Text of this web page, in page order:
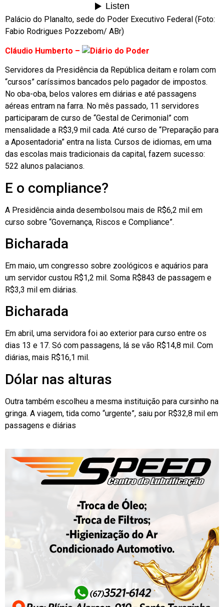
Palácio do Planalto, sede do Poder Executivo Federal (Foto:
Fabio Rodrigues Pozzebom/ ABr)
Cláudio Humberto –
Servidores da Presidência da República deitam e rolam com
“cursos” caríssimos bancados pelo pagador de impostos.
No oba-oba, belos valores em diárias e até passagens
aéreas entram na farra. No mês passado, 11 servidores
participaram de curso de “Gestal de Cerimonial” com
mensalidade a R$3,9 mil cada. Até curso de “Preparação para
a Aposentadoria” entra na lista. Cursos de idiomas, em uma
das escolas mais tradicionais da capital, fazem sucesso:
522 alunos palacianos.
E o compliance?
A Presidência ainda desembolsou mais de R$6,2 mil em
curso sobre “Governança, Riscos e Compliance”.
Bicharada
Em maio, um congresso sobre zoológicos e aquários para
um servidor custou R$1,2 mil. Soma R$843 de passagem e
R$3,3 mil em diárias.
Bicharada
Em abril, uma servidora foi ao exterior para curso entre os
dias 13 e 17. Só com passagens, lá se vão R$14,8 mil. Com
diárias, mais R$16,1 mil.
Dólar nas alturas
Outra também escolheu a mesma instituição para cursinho na
gringa. A viagem, tida como “urgente”, saiu por R$32,8 mil em
passagens e diárias